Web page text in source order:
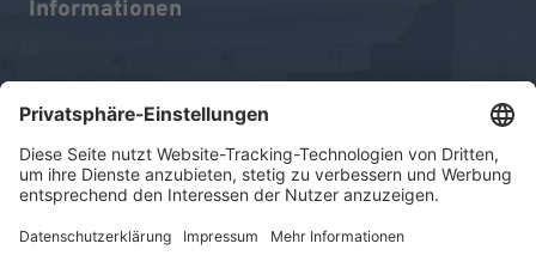
Informationen
Impressum
Datenschutz
Sitemap